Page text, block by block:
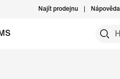
Najít prodejnu Nápověda